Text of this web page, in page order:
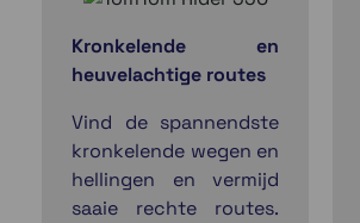
Kronkelende en
heuvelachtige routes
Vind de spannendste
kronkelende wegen en
hellingen en vermijd
saaie rechte routes.